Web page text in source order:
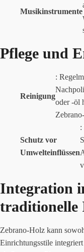
Musikinstrumente
Pflege und
Reinigung
:
oder -öl
Schutz vor
Umwelteinflüssen
:
Integration
traditionelle
Zebrano-Holz kann
Einrichtungsstile